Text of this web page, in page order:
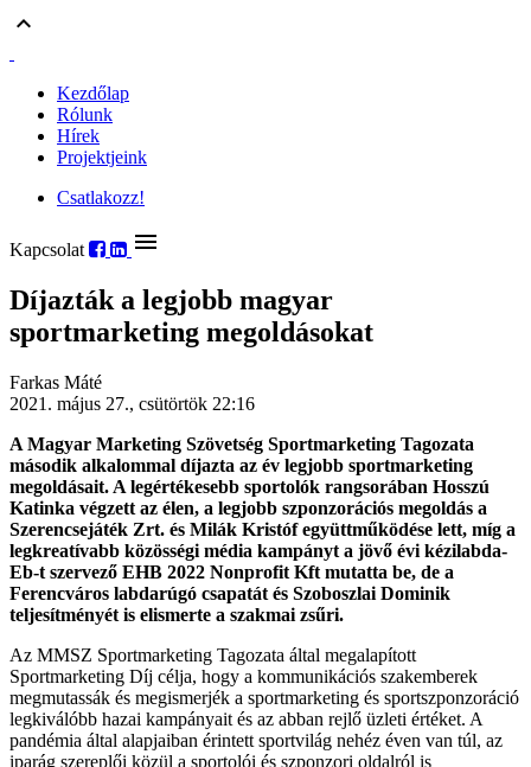
keyboard_arrow_up
Kezdőlap
Rólunk
Hírek
Projektjeink
Csatlakozz!
Kapcsolat menu
Díjazták a legjobb magyar
sportmarketing megoldásokat
Farkas Máté
2021. május 27., csütörtök 22:16
A Magyar Marketing Szövetség Sportmarketing Tagozata
második alkalommal díjazta az év legjobb sportmarketing
megoldásait. A legértékesebb sportolók rangsorában Hosszú
Katinka végzett az élen, a legjobb szponzorációs megoldás a
Szerencsejáték Zrt. és Milák Kristóf együttműködése lett, míg a
legkreatívabb közösségi média kampányt a jövő évi kézilabda-
Eb-t szervező EHB 2022 Nonprofit Kft mutatta be, de a
Ferencváros labdarúgó csapatát és Szoboszlai Dominik
teljesítményét is elismerte a szakmai zsűri.
Az MMSZ Sportmarketing Tagozata által megalapított
Sportmarketing Díj célja, hogy a kommunikációs szakemberek
megmutassák és megismerjék a sportmarketing és sportszponzoráció
legkiválóbb hazai kampányait és az abban rejlő üzleti értéket. A
pandémia által alapjaiban érintett sportvilág nehéz éven van túl, az
iparág szereplői közül a sportolói és szponzori oldalról is